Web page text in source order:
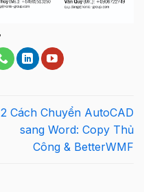
2 Cách Chuyển AutoCAD
sang Word: Copy Thủ
Công & BetterWMF